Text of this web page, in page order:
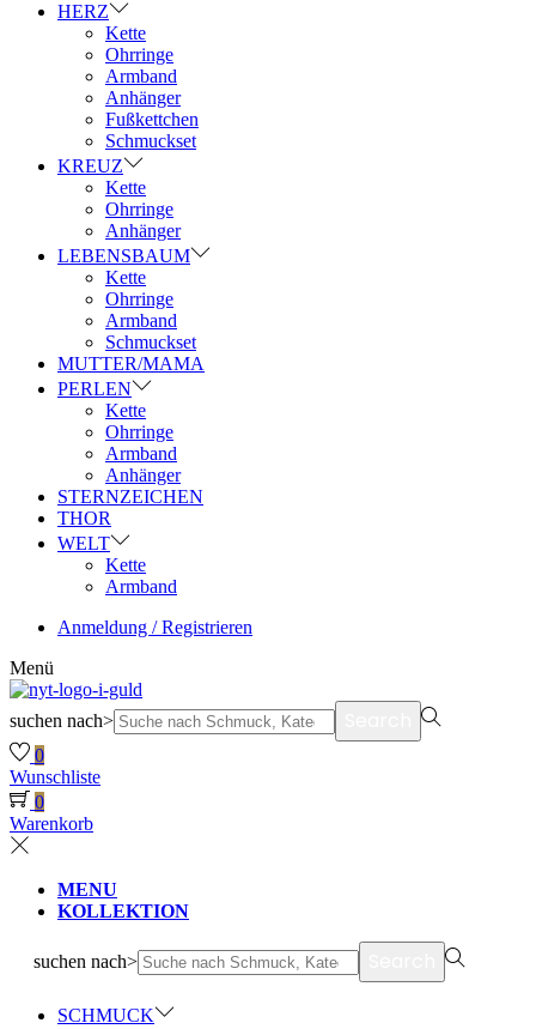
HERZ
Kette
Ohrringe
Armband
Anhänger
Fußkettchen
Schmuckset
KREUZ
Kette
Ohrringe
Anhänger
LEBENSBAUM
Kette
Ohrringe
Armband
Schmuckset
MUTTER/MAMA
PERLEN
Kette
Ohrringe
Armband
Anhänger
STERNZEICHEN
THOR
WELT
Kette
Armband
Anmeldung / Registrieren
Menü
suchen nach>
0
Wunschliste
0
Warenkorb
MENU
KOLLEKTION
suchen nach>
SCHMUCK